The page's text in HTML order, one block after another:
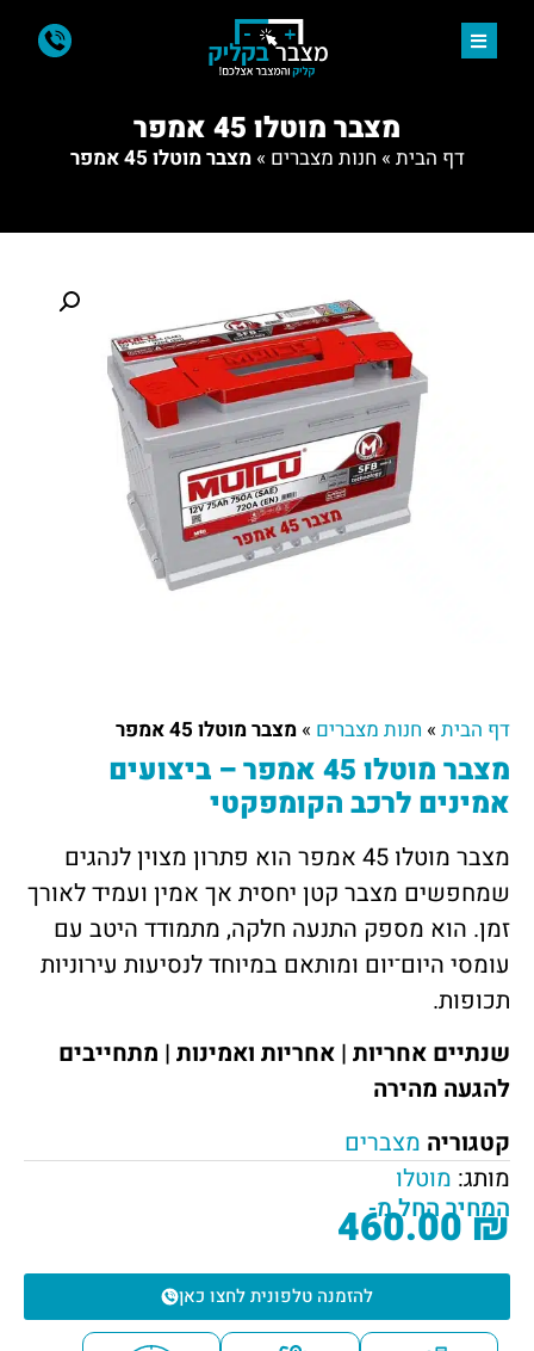
מצבר מוטלו 45 אמפר
דף הבית » חנות מצברים »מצבר מוטלו 45 אמפר
דף הבית » חנות מצברים » מצבר מוטלו 45 אמפר
מצבר מוטלו 45 אמפר – ביצועים
אמינים לרכב הקומפקטי
מצבר מוטלו 45 אמפר הוא פתרון מצוין לנהגים
שמחפשים מצבר קטן יחסית אך אמין ועמיד לאורך
זמן. הוא מספק התנעה חלקה, מתמודד היטב עם
עומסי היום־יום ומותאם במיוחד לנסיעות עירוניות
תכופות.
שנתיים אחריות | אחריות ואמינות | מתחייבים
להגעה מהירה
קטגוריה מצברים
מותג: מוטלו
המחיר החל מ-
460.00₪
להזמנה טלפונית לחצו כאן